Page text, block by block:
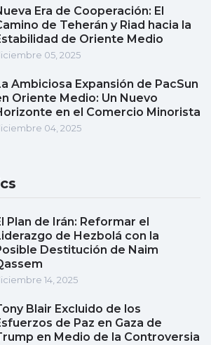
Era de Cooperación: El
de Teherán y Riad hacia la
de Oriente Medio
05, 2025
Ambiciosa Expansión de PacSun
Oriente Medio: Un Nuevo
en el Comercio Minorista
04, 2025
Plan de Irán: Reformar el
de Hezbolá con la
Destitución de Naim
14, 2025
Blair Excluido de los
de Paz en Gaza de
en Medio de la Controversia